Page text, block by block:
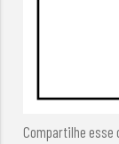
Compartilhe esse